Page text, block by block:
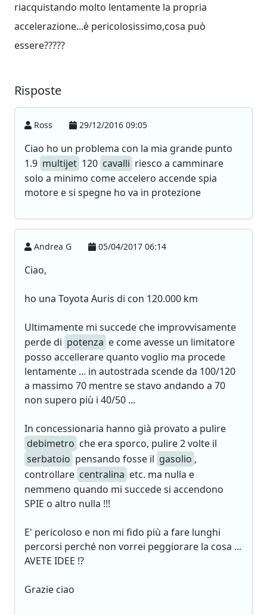
riacquistando molto lentamente la propria
accelerazione...è pericolosissimo,cosa può
essere?????
Risposte
Ross 29/12/2016 09:05
Ciao ho un problema con la mia grande punto
1.9 multijet 120 cavalli riesco a camminare
solo a minimo come accelero accende spia
motore e si spegne ho va in protezione
Andrea G 05/04/2017 06:14
Ciao,
ho una Toyota Auris di con 120.000 km
Ultimamente mi succede che improvvisamente
perde di potenza e come avesse un limitatore
posso accellerare quanto voglio ma procede
lentamente ... in autostrada scende da 100/120
a massimo 70 mentre se stavo andando a 70
non supero più i 40/50 ...
In concessionaria hanno già provato a pulire
debimetro che era sporco, pulire 2 volte il
serbatoio pensando fosse il gasolio ,
controllare centralina etc. ma nulla e
nemmeno quando mi succede si accendono
SPIE o altro nulla !!!
E' pericoloso e non mi fido più a fare lunghi
percorsi perché non vorrei peggiorare la cosa ...
AVETE IDEE !?
Grazie ciao